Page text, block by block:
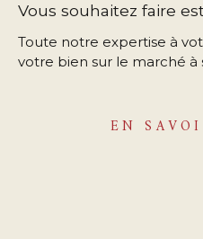
Vous souhaitez faire
Toute notre expertise à
votre bien sur le marché à
EN